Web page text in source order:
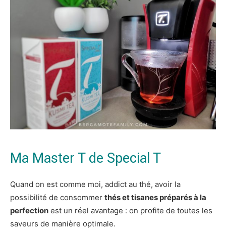
Ma Master T de Special T
Quand on est comme moi, addict au thé, avoir la
possibilité de consommer thés et tisanes préparés à la
perfection est un réel avantage : on profite de toutes les
saveurs de manière optimale.